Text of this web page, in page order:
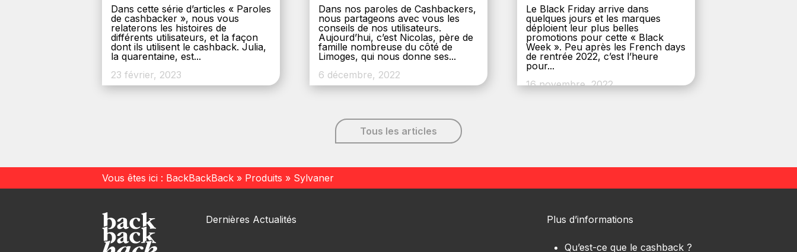
Dans cette série d’articles « Paroles
de cashbacker », nous vous
relaterons les histoires de
différents utilisateurs, et la façon
dont ils utilisent le cashback. Julia,
la quarentaine, est...
23 février, 2023
Dans nos paroles de Cashbackers,
nous partageons avec vous les
conseils de nos utilisateurs.
Aujourd’hui, c’est Nicolas, père de
famille nombreuse du côté de
Limoges, qui nous donne ses...
6 décembre, 2022
Le Black Friday arrive dans
quelques jours et les marques
déploient leur plus belles
promotions pour cette « Black
Week ». Peu après les French days
de rentrée 2022, c’est l’heure
pour...
16 novembre, 2022
Tous les articles
Vous êtes ici : BackBackBack » Produits » Sylvaner
Dernières Actualités Plus d’informations
Qu’est-ce que le cashback ?